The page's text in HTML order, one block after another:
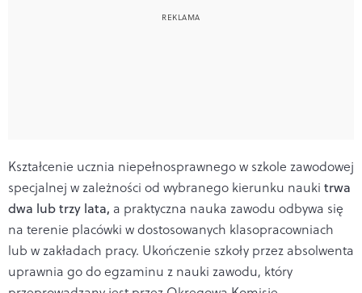
Kształcenie ucznia niepełnosprawnego w szkole zawodowej
specjalnej w zależności od wybranego kierunku nauki trwa
dwa lub trzy lata, a praktyczna nauka zawodu odbywa się
na terenie placówki w dostosowanych klasopracowniach
lub w zakładach pracy. Ukończenie szkoły przez absolwenta
uprawnia go do egzaminu z nauki zawodu, który